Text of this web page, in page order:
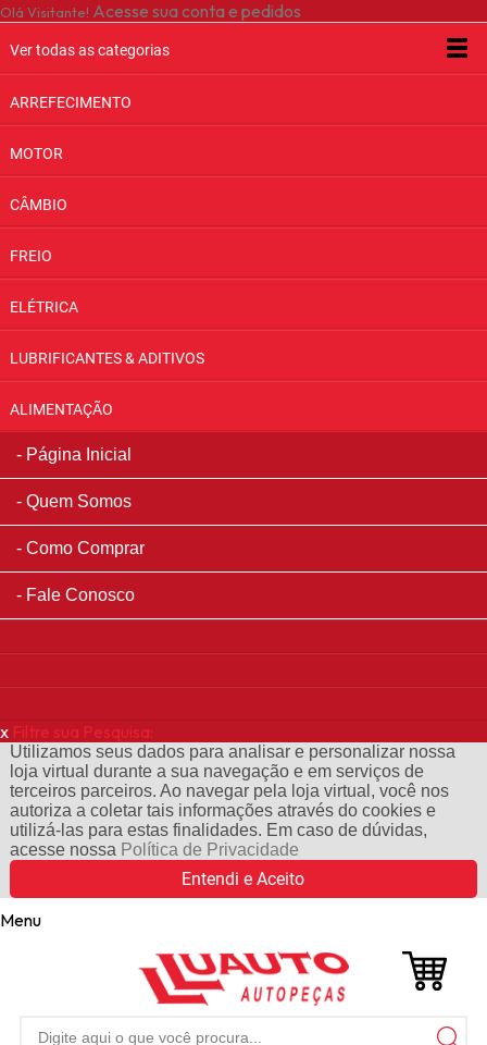
Olá Visitante! Acesse sua conta e pedidos
Ver todas as categorias
ARREFECIMENTO
MOTOR
CÂMBIO
FREIO
ELÉTRICA
LUBRIFICANTES & ADITIVOS
ALIMENTAÇÃO
Página Inicial
Quem Somos
Como Comprar
Fale Conosco
x Filtre sua Pesquisa:
Utilizamos seus dados para analisar e personalizar nossa
loja virtual durante a sua navegação e em serviços de
terceiros parceiros. Ao navegar pela loja virtual, você nos
autoriza a coletar tais informações através do cookies e
utilizá-las para estas finalidades. Em caso de dúvidas,
acesse nossa Política de Privacidade
Entendi e Aceito
Menu